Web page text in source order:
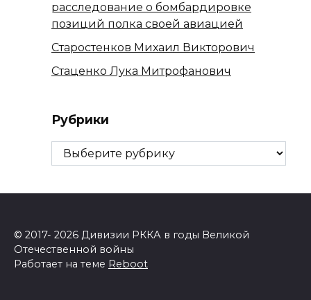
расследование о бомбардировке
позиций полка своей авиацией
Старостенков Михаил Викторович
Стаценко Лука Митрофанович
Рубрики
Рубрики
© 2017- 2026 Дивизии РККА в годы Великой
Отечественной войны
Работает на теме Reboot